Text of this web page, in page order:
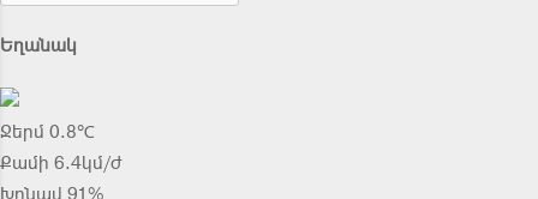
Եղանակ
Ջերմ 0.8℃
Քամի 6.4կմ/ժ
Խոնավ 91%